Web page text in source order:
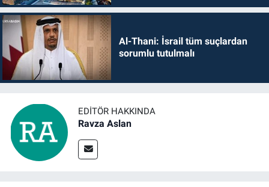
Al-Thani: İsrail tüm suçlardan
sorumlu tutulmalı
EDITÖR HAKKINDA
Ravza Aslan